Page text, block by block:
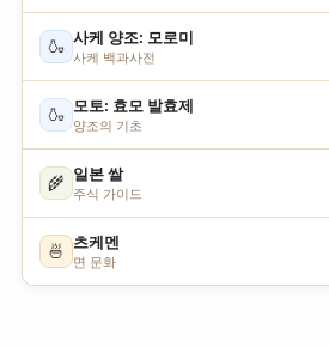
🍶 사케 양조: 모로미
사케 백과사전
🍶 모토: 효모 발효제
양조의 기초
🌾 일본 쌀
주식 가이드
🍜 츠케멘
면 문화